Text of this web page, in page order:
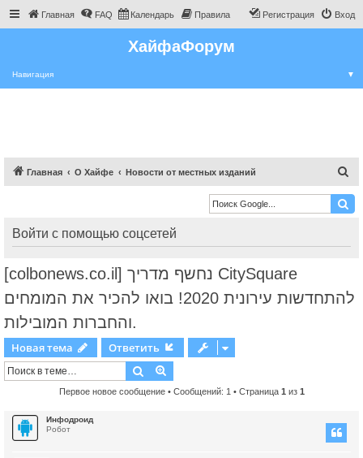
Главная FAQ Календарь Правила Вход
Регистрация
ХайфаФорум
Навигация ▼
Главная О Хайфе Новости от местных изданий
и
к
Войти с помощью соцсетей
[colbonews.co.il] נחשף מדריך CitySquare
להתחדשות עירונית 2020! בואו להכיר את המומחים
והחברות המובילות.
Новая тема
Ответить
Поиск
Первое новое сообщение• Сообщений: 1 • Страница 1 из 1
Инфодроид
Робот